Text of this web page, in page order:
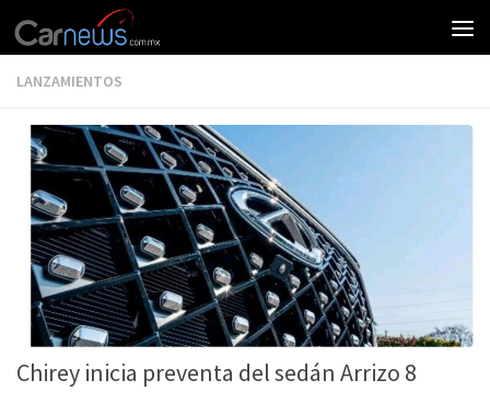
LANZAMIENTOS
Chirey inicia preventa del sedán Arrizo 8